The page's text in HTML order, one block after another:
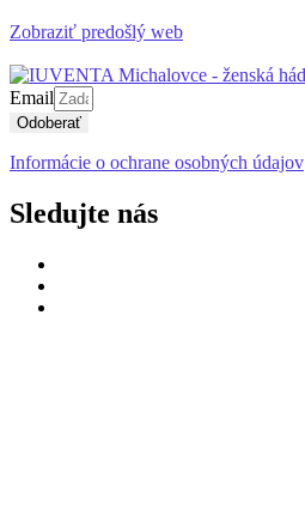
Zobraziť predošlý web
Email
Odoberať
Informácie o ochrane osobných údajov
Sledujte nás